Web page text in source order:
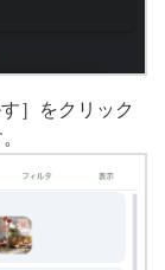
］をクリック